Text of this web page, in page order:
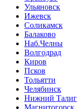
Ульяновск
Ижевск
Соликамск
Балаково
Наб.Челны
Волгодрад
Киров
Псков
Тольятти
Челябинск
Нижний Талиг
Магнитогорск